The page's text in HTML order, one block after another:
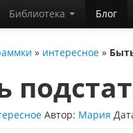
Библиотека Блог
» интересное »
Автор: Мария